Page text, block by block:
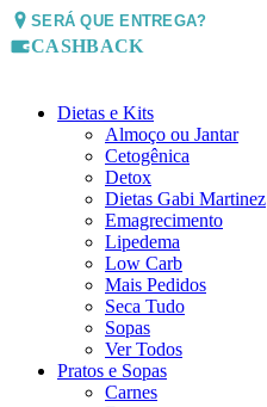
SERÁ QUE ENTREGA?
CASHBACK
Dietas e Kits
Almoço ou Jantar
Cetogênica
Detox
Dietas Gabi Martinez
Emagrecimento
Lipedema
Low Carb
Mais Pedidos
Seca Tudo
Sopas
Ver Todos
Pratos e Sopas
Carnes